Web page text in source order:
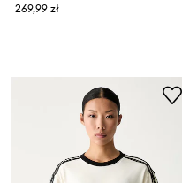
269,99 zł